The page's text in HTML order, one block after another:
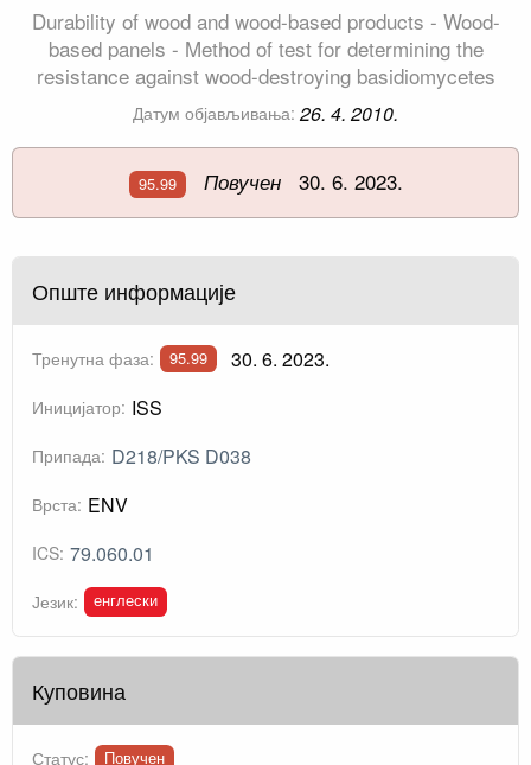
Durability of wood and wood-based products - Wood-
based panels - Method of test for determining the
resistance against wood-destroying basidiomycetes
Датум објављивања: 26. 4. 2010.
95.99 Повучен30. 6. 2023.
Опште информације
Тренутна фаза: 95.99 30. 6. 2023.
Иницијатор: ISS
Припада: D218/PKS D038
Врста: ENV
ICS: 79.060.01
Језик: енглески
Куповина
Статус: Повучен